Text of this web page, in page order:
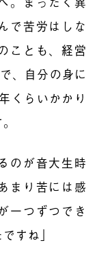
で苦労はしな
ことも、経営
、自分の身に
くらいかかり
のが音大生時
まり苦には感
一つずつでき
すね」